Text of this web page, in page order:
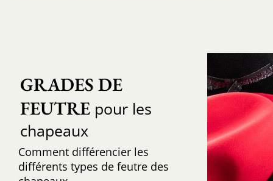
GRADES DE
FEUTREpour les
chapeaux
Comment différencier les
différents types de feutre des